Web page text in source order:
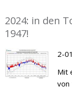
2024: in den
1947!
2-
Mit
von